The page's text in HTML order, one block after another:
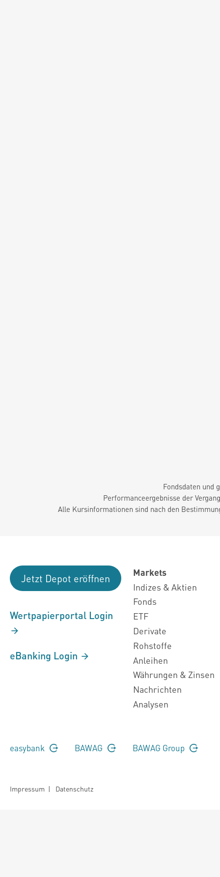
Fondsdaten und
Performanceergebnisse der
Alle Kursinformationen sind nach den
Jetzt Depot eröffnen
Wertpapierportal Login
eBanking Login
Markets
Indizes & Aktien
Fonds
ETF
Derivate
Rohstoffe
Anleihen
Währungen & Zinsen
Nachrichten
Analysen
easybank BAWAG BAWAG Group
Impressum | Datenschutz